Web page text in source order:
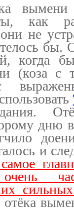
вымени
как
не
бы.
когда
(коза с
дню
и
отёка